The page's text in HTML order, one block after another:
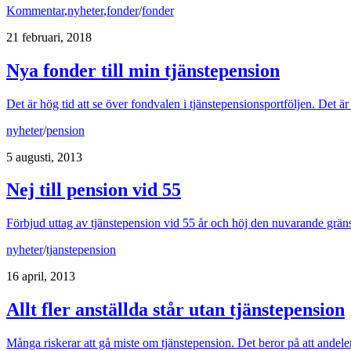
Kommentar,nyheter,fonder/fonder
21 februari, 2018
Nya fonder till min tjänstepension
Det är hög tid att se över fondvalen i tjänstepensionsportföljen. Det
nyheter/pension
5 augusti, 2013
Nej till pension vid 55
Förbjud uttag av tjänstepension vid 55 år och höj den nuvarande
nyheter/tjanstepension
16 april, 2013
Allt fler anställda står utan tjänstepension
Många riskerar att gå miste om tjänstepension. Det beror på att